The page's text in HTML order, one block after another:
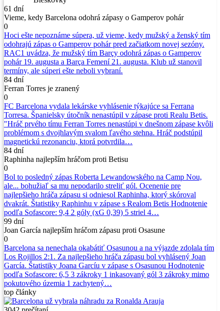
61 dní
Vieme, kedy Barcelona odohrá zápasy o Gamperov pohár
0
Hoci ešte nepoznáme súpera, už vieme, kedy mužský a ženský tím
odohrajú zápas o Gamperov pohár pred začiatkom novej sezóny.
RAC1 uvádza, že mužský tím Barçy odohrá zápas o Gamperov
pohár 19. augusta a Barça Femení 21. augusta. Klub už stanovil
termíny, ale súperi ešte neboli vybraní.
84 dní
Ferran Torres je zranený
0
FC Barcelona vydala lekárske vyhlásenie týkajúce sa Ferrana
Torresa. Španielsky útočník nenastúpil v zápase proti Realu Betis.
"Hráč prvého tímu Ferran Torres nenastúpi v dnešnom zápase kvôli
problémom s dvojhlavým svalom ľavého stehna. Hráč podstúpil
magnetickú rezonanciu, ktorá potvrdila…
84 dní
Raphinha najlepším hráčom proti Betisu
0
Bol to posledný zápas Roberta Lewandowského na Camp Nou,
ale... bohužiaľ sa mu nepodarilo streliť gól. Ocenenie pre
najlepšieho hráča zápasu si odniesol Raphinha, ktorý skóroval
dvakrát. Štatistiky Raphinhu v zápase s Realom Betis Hodnotenie
podľa Sofascore: 9,4 2 góly (xG 0,39) 5 striel 4…
99 dní
Joan García najlepším hráčom zápasu proti Osasune
0
Barcelona sa nenechala okabátiť Osasunou a na výjazde zdolala tím
Los Rojillos 2:1. Za najlepšieho hráča zápasu bol vyhlásený Joan
García. Štatistiky Joana Garcíu v zápase s Osasunou Hodnotenie
podľa Sofascore: 6,5 3 zákroky 1 inkasovaný gól 3 zákroky mimo
pokutového územia 1 zachytený…
top články